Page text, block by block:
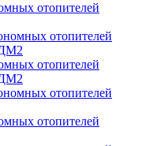
отопителей
отопителей
отопителей